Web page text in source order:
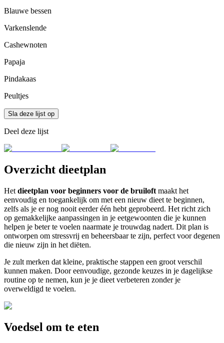
Blauwe bessen
Varkenslende
Cashewnoten
Papaja
Pindakaas
Peultjes
Sla deze lijst op
Deel deze lijst
Overzicht dieetplan
Het dieetplan voor beginners voor de bruiloft maakt het
eenvoudig en toegankelijk om met een nieuw dieet te beginnen,
zelfs als je er nog nooit eerder één hebt geprobeerd. Het richt zich
op gemakkelijke aanpassingen in je eetgewoonten die je kunnen
helpen je beter te voelen naarmate je trouwdag nadert. Dit plan is
ontworpen om stressvrij en beheersbaar te zijn, perfect voor degenen
die nieuw zijn in het diëten.
Je zult merken dat kleine, praktische stappen een groot verschil
kunnen maken. Door eenvoudige, gezonde keuzes in je dagelijkse
routine op te nemen, kun je je dieet verbeteren zonder je
overweldigd te voelen.
Voedsel om te eten